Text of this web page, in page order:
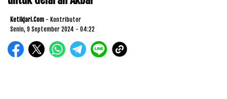
Ketikjari.com - Kontributor
Senin, 9 September 2024 - 04:22